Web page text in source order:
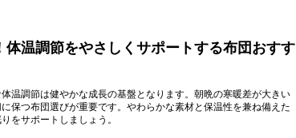
体温調節をやさしくサポートする布団おすす
温調節は健やかな成長の基盤となります。朝晩の寒暖差が大きい
保つ布団選びが重要です。やわらかな素材と保温性を兼ね備えた
をサポートしましょう。